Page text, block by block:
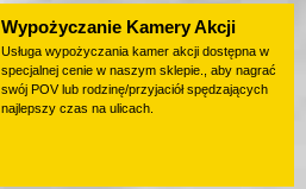
Wypożyczanie Kamery Akcji
Usługa wypożyczania kamer akcji dostępna w
specjalnej cenie w naszym sklepie., aby nagrać
swój POV lub rodzinę/przyjaciół spędzających
najlepszy czas na ulicach.